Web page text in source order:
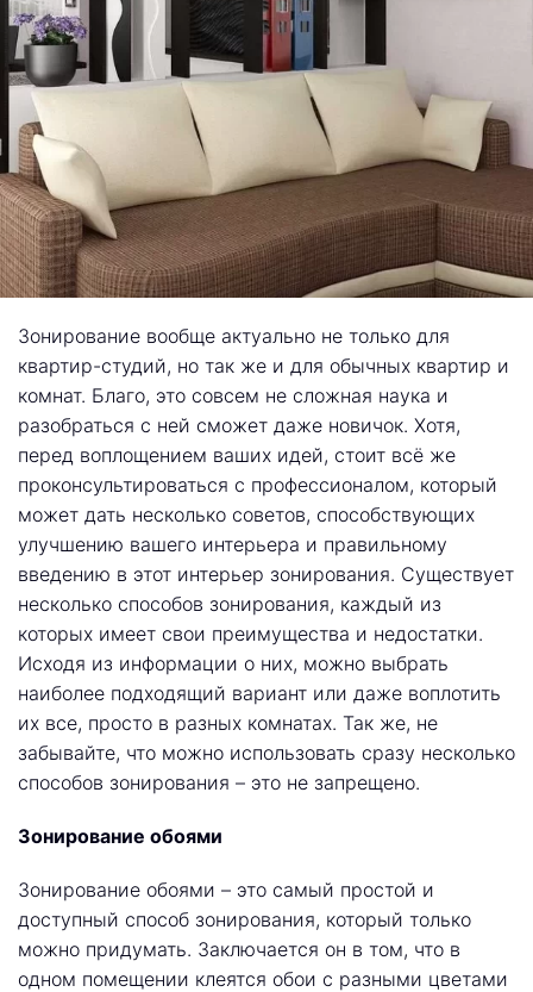
Зонирование вообще актуально не только для
квартир-студий, но так же и для обычных квартир и
комнат. Благо, это совсем не сложная наука и
разобраться с ней сможет даже новичок. Хотя,
перед воплощением ваших идей, стоит всё же
проконсультироваться с профессионалом, который
может дать несколько советов, способствующих
улучшению вашего интерьера и правильному
введению в этот интерьер зонирования. Существует
несколько способов зонирования, каждый из
которых имеет свои преимущества и недостатки.
Исходя из информации о них, можно выбрать
наиболее подходящий вариант или даже воплотить
их все, просто в разных комнатах. Так же, не
забывайте, что можно использовать сразу несколько
способов зонирования – это не запрещено.
Зонирование обоями
Зонирование обоями – это самый простой и
доступный способ зонирования, который только
можно придумать. Заключается он в том, что в
одном помещении клеятся обои с разными цветами